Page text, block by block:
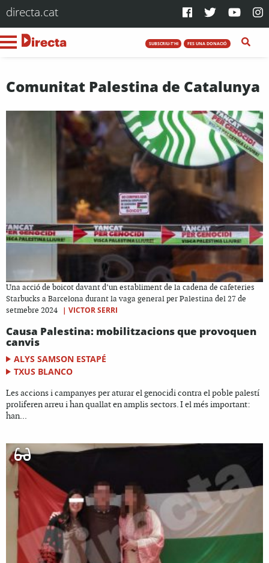
directa.cat
SUBSCRIU-T'HI FES UNA DONACIÓ
Comunitat Palestina de Catalunya
Una acció de boicot davant d’un establiment de la cadena de cafeteries
Starbucks a Barcelona durant la vaga general per Palestina del 27 de
setmebre 2024
| VICTOR SERRI
Causa Palestina: mobilitzacions que provoquen
canvis
ALYS SAMSON ESTAPÉ
TXUS BLANCO
Les accions i campanyes per aturar el genocidi contra el poble palestí
proliferen arreu i han quallat en amplis sectors. I el més important:
han...